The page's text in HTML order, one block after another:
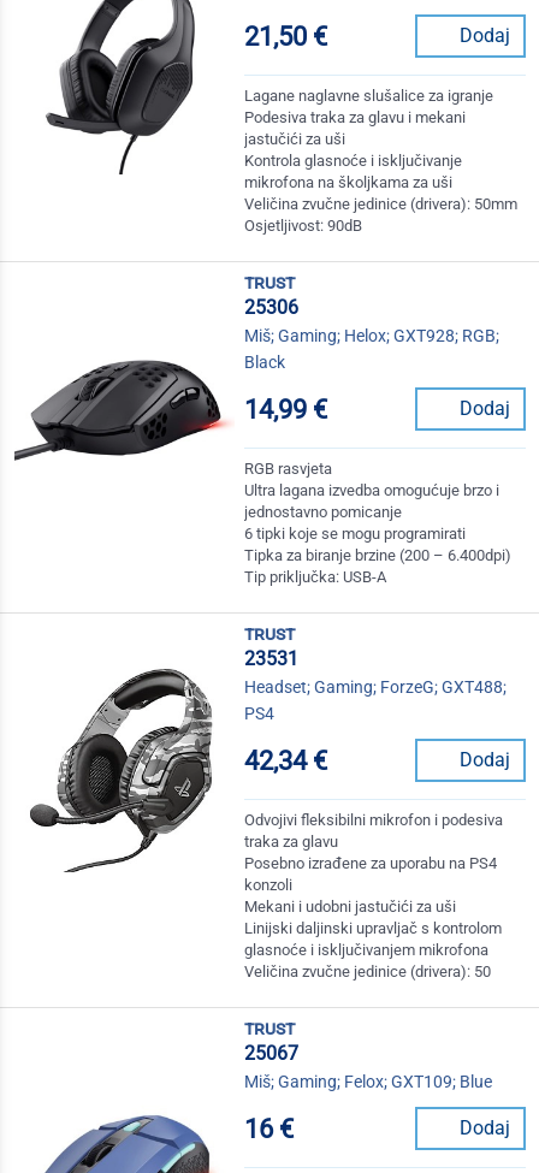
21,50 € Dodaj
Lagane naglavne slušalice za igranje
Podesiva traka za glavu i mekani
jastučići za uši
Kontrola glasnoće i isključivanje
mikrofona na školjkama za uši
Veličina zvučne jedinice (drivera): 50mm
Osjetljivost: 90dB
trust
25306
Miš; Gaming; Helox; GXT928; RGB;
Black
14,99 € Dodaj
RGB rasvjeta
Ultra lagana izvedba omogućuje brzo i
jednostavno pomicanje
6 tipki koje se mogu programirati
Tipka za biranje brzine (200 – 6.400dpi)
Tip priključka: USB-A
trust
23531
Headset; Gaming; ForzeG; GXT488;
PS4
42,34 € Dodaj
Odvojivi fleksibilni mikrofon i podesiva
traka za glavu
Posebno izrađene za uporabu na PS4
konzoli
Mekani i udobni jastučići za uši
Linijski daljinski upravljač s kontrolom
glasnoće i isključivanjem mikrofona
Veličina zvučne jedinice (drivera): 50
trust
25067
Miš; Gaming; Felox; GXT109; Blue
16 € Dodaj